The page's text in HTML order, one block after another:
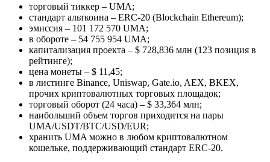
торговый тиккер – UMA;
стандарт альткоина – ERC-20 (Blockchain Ethereum);
эмиссия – 101 172 570 UMA;
в обороте – 54 755 954 UMA;
капитализация проекта – $ 728,836 млн (123 позиция в
рейтинге);
цена монеты – $ 11,45;
в листинге Binance, Uniswap, Gate.io, AEX, BKEX,
прочих криптовалютных торговых площадок;
торговый оборот (24 часа) – $ 33,364 млн;
наибольший объем торгов приходится на пары
UMA/USDT/BTC/USD/EUR;
хранить UMA можно в любом криптовалютном
кошельке, поддерживающий стандарт ERC-20.